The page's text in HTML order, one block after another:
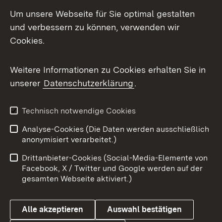
Facebook
X / Twitter
Youtube
Impressum
Kontakt
Barrierefreiheit
Datenschutz
Cookies
Um unsere Webseite für Sie optimal gestalten
und verbessern zu können, verwenden wir
Cookies.
Weitere Informationen zu Cookies erhalten Sie in
unserer Datenschutzerklärung.
Technisch notwendige Cookies
Analyse-Cookies (Die Daten werden ausschließlich
anonymisiert verarbeitet.)
Drittanbieter-Cookies (Social-Media-Elemente von
Facebook, X / Twitter und Google werden auf der
gesamten Webseite aktiviert.)
Alle akzeptieren Auswahl bestätigen